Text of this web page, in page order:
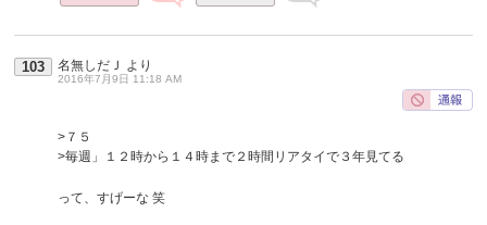
103 名無しだＪ より
2016年7月9日 11:18 AM
>７５
>毎週」１２時から１４時まで２時間リアタイで３年見てる
って、すげーな 笑